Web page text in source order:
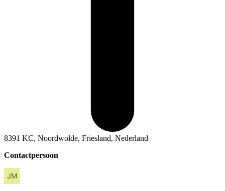
8391 KC, Noordwolde, Friesland, Nederland
Contactpersoon